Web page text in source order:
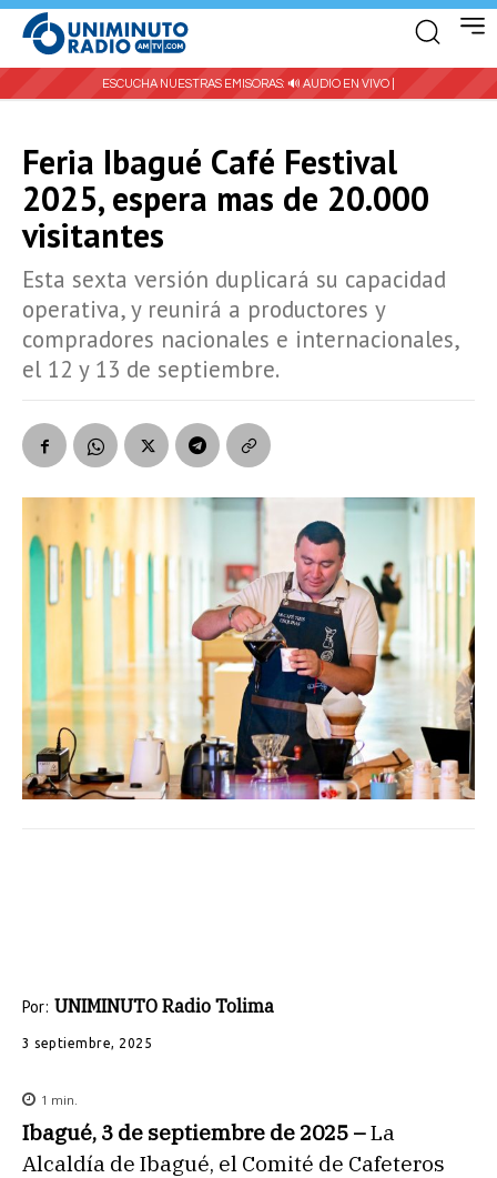
ESCUCHA NUESTRAS EMISORAS: 🔊 AUDIO EN VIVO |
Feria Ibagué Café Festival
2025, espera mas de 20.000
visitantes
Esta sexta versión duplicará su capacidad
operativa, y reunirá a productores y
compradores nacionales e internacionales,
el 12 y 13 de septiembre.
Por: UNIMINUTO Radio Tolima
3 septiembre, 2025
1 min.
Ibagué, 3 de septiembre de 2025 –La
Alcaldía de Ibagué, el Comité de Cafeteros